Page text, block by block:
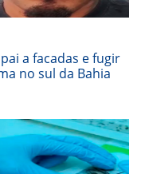
a facadas e fugir
no sul da Bahia